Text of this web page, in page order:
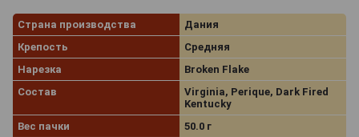
Страна производства
Дания
Крепость
Средняя
Нарезка
Broken Flake
Состав
Virginia, Perique, Dark Fired
Kentucky
Вес пачки
50.0 г